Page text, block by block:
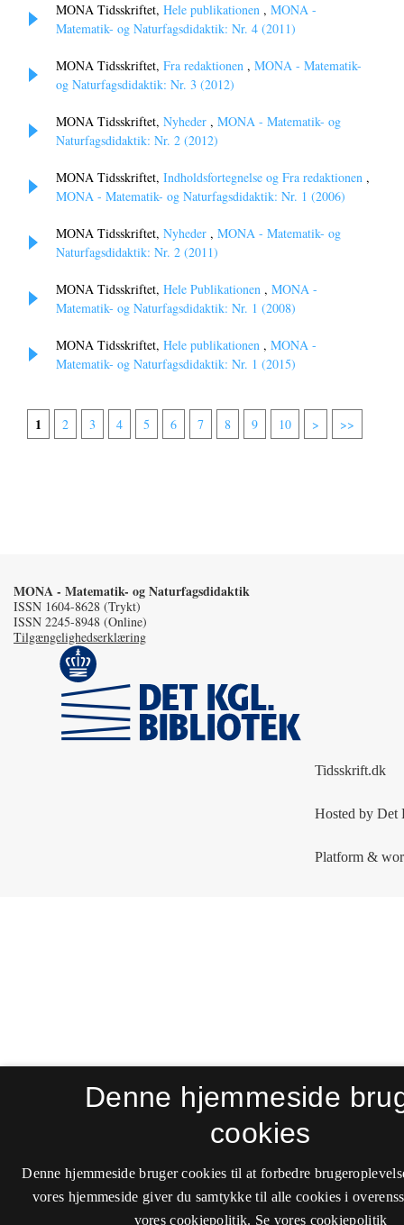
MONA Tidsskriftet, Hele publikationen , MONA -
Matematik- og Naturfagsdidaktik: Nr. 4 (2011)
MONA Tidsskriftet, Fra redaktionen , MONA - Matematik-
og Naturfagsdidaktik: Nr. 3 (2012)
MONA Tidsskriftet, Nyheder , MONA - Matematik- og
Naturfagsdidaktik: Nr. 2 (2012)
MONA Tidsskriftet, Indholdsfortegnelse og Fra redaktionen ,
MONA - Matematik- og Naturfagsdidaktik: Nr. 1 (2006)
MONA Tidsskriftet, Nyheder , MONA - Matematik- og
Naturfagsdidaktik: Nr. 2 (2011)
MONA Tidsskriftet, Hele Publikationen , MONA -
Matematik- og Naturfagsdidaktik: Nr. 1 (2008)
MONA Tidsskriftet, Hele publikationen , MONA -
Matematik- og Naturfagsdidaktik: Nr. 1 (2015)
1 2 3 4 5 6 7 8 9 10 > >>
MONA - Matematik- og Naturfagsdidaktik
ISSN 1604-8628 (Trykt)
ISSN 2245-8948 (Online)
Tilgængelighedserklæring
Denne hjemmeside
cookies
Denne hjemmeside bruger cookies til at forbedre
vores hjemmeside giver du samtykke til alle cookies i
vores cookiepolitik. Se vores cookiepolitik